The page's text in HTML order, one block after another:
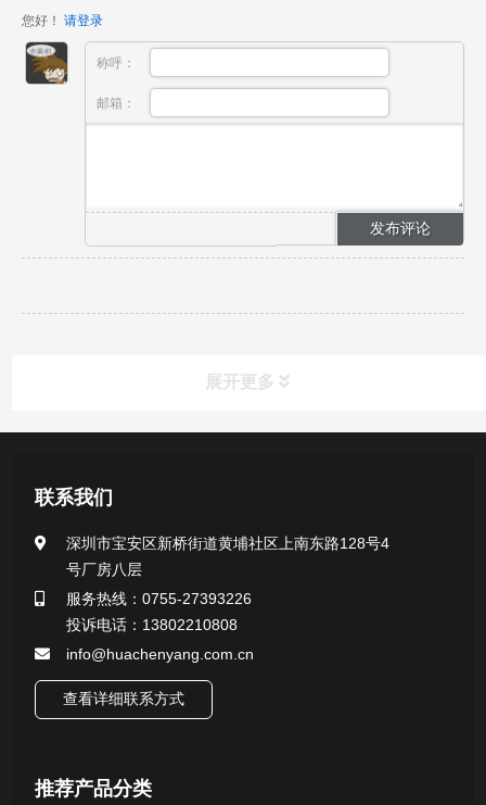
您好！ 请登录
称呼：
邮箱：
展开更多
行业新闻
联系我们
深圳市宝安区新桥街道黄埔社区上南东路128号4
号厂房八层
服务热线：0755-27393226
投诉电话：13802210808
info@huachenyang.com.cn
查看详细联系方式
推荐产品分类